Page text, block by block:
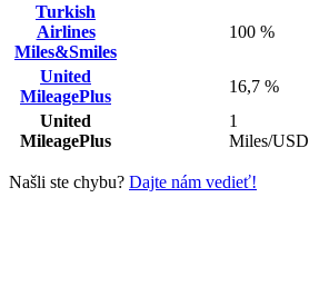
Turkish
Airlines
Miles&Smiles
100 %
United
MileagePlus
16,7 %
United
MileagePlus
1
Miles/USD
Našli ste chybu? Dajte nám vedieť!